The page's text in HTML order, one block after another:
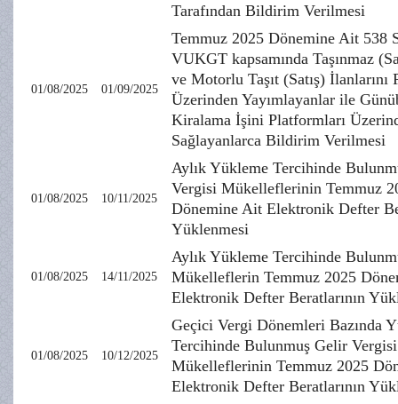
Tarafından Bildirim Verilmesi
01/08/2025 01/09/2025
Temmuz 2025 Dönemine Ait 538
VUKGT kapsamında Taşınmaz
ve Motorlu Taşıt (Satış) İlanlarını
Üzerinden Yayımlayanlar ile
Kiralama İşini Platformları
Sağlayanlarca Bildirim Verilmesi
01/08/2025 10/11/2025
Aylık Yükleme Tercihinde
Vergisi Mükelleflerinin Temmuz
Dönemine Ait Elektronik Defter
Yüklenmesi
01/08/2025 14/11/2025
Aylık Yükleme Tercihinde
Mükelleflerin Temmuz 2025
Elektronik Defter Beratlarının
01/08/2025 10/12/2025
Geçici Vergi Dönemleri Bazında
Tercihinde Bulunmuş Gelir Vergisi
Mükelleflerinin Temmuz 2025
Elektronik Defter Beratlarının